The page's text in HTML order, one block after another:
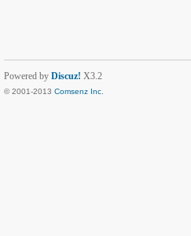
Powered by Discuz! X3.2
© 2001-2013 Comsenz Inc.